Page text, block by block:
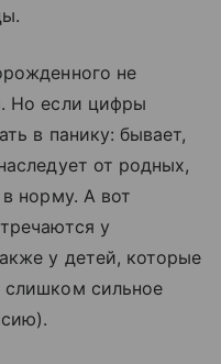
не
Но если цифры
в панику: бывает,
от родных,
норму. А вот
у
у детей, которые
сильное